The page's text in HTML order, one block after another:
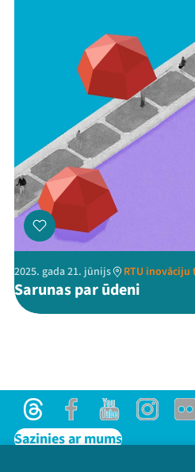
ThreadsFacebook
2025. gada 21. jūnijs RTU
Sarunas par ūdeni
ThreadsFacebookYoutube
Sazinies ar mums